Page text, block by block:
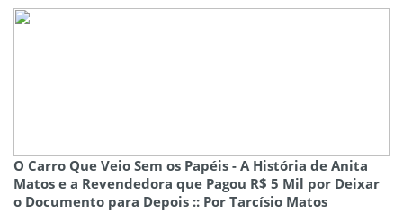
O Carro Que Veio Sem os Papéis - A História de Anita
Matos e a Revendedora que Pagou R$ 5 Mil por Deixar
o Documento para Depois :: Por Tarcísio Matos